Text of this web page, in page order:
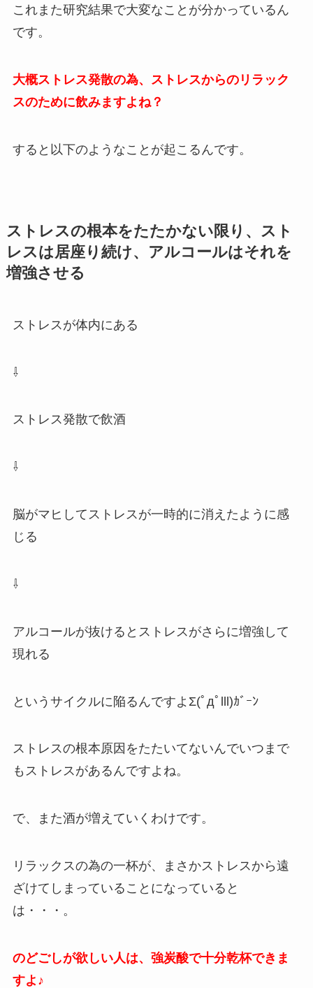
これまた研究結果で大変なことが分かっているん
です。
大概ストレス発散の為、ストレスからのリラック
スのために飲みますよね？
すると以下のようなことが起こるんです。
ストレスの根本をたたかない限り、スト
レスは居座り続け、アルコールはそれを
増強させる
ストレスが体内にある
⇩
ストレス発散で飲酒
⇩
脳がマヒしてストレスが一時的に消えたように感
じる
⇩
アルコールが抜けるとストレスがさらに増強して
現れる
というサイクルに陥るんですよΣ(ﾟдﾟlll)ｶﾞｰﾝ
ストレスの根本原因をたたいてないんでいつまで
もストレスがあるんですよね。
で、また酒が増えていくわけです。
リラックスの為の一杯が、まさかストレスから遠
ざけてしまっていることになっていると
は・・・。
のどごしが欲しい人は、強炭酸で十分乾杯できま
すよ♪